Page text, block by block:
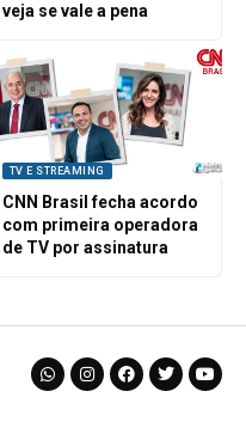
veja se vale a pena
TV E STREAMING
CNN Brasil fecha acordo
com primeira operadora
de TV por assinatura